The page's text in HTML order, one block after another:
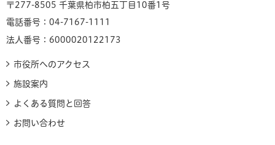
〒277-8505 千葉県柏市柏五丁目10番1号
電話番号：04-7167-1111
法人番号：6000020122173
市役所へのアクセス
施設案内
よくある質問と回答
お問い合わせ